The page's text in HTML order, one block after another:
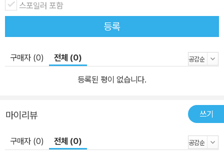
‘껴안이’가 있어서 괜찮아요. 낮에는 먹거리를 찾거나 놀거리를 찾으
며 시간을 보내요. 구름 모양 맞히기 놀이는 특히 재밌어요! 하지만 밤
이 찾아오면 너무 무서워요. 불안한 마음에 숨소리도 내지 않고 쥐 죽
은 듯 누워만 있어요. 이 섬에는 밤마다 무시무시한 괴물이 나타나기
때문이에요. 나는 이곳에서 하루빨리 벗어나고 싶어요. 만약 이 글을
보고 있다면, 내 이야기에 귀 기울여 줘요.
스포일러 포함
등록
구매자 (0) 전체 (0)
등록된 평이 없습니다.
마이리뷰 쓰기
구매자 (0) 전체 (0)